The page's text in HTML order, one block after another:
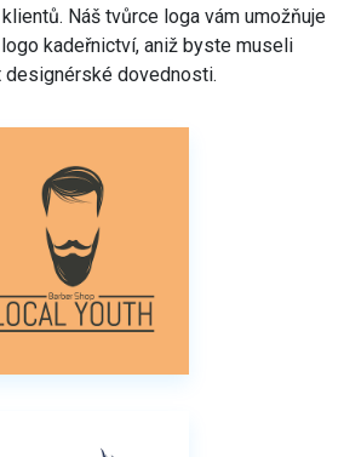
Náš tvůrce loga vám umožňuje
kadeřnictví, aniž byste museli
designérské dovednosti.